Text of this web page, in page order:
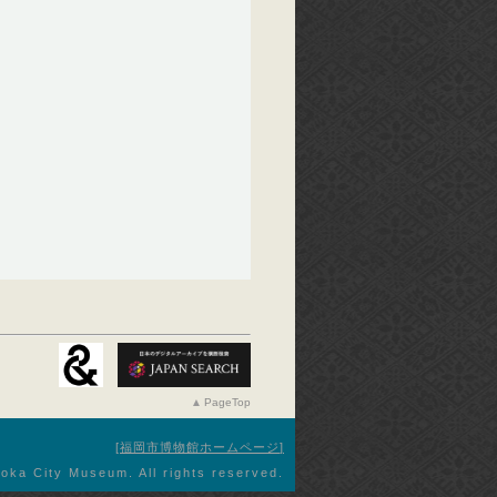
PageTop
福岡市博物館ホームページ
City Museum. All rights reserved.